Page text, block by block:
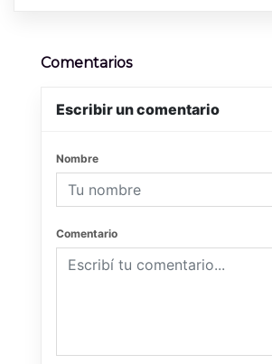
Comentarios
Escribir un comentario
Nombre
Comentario